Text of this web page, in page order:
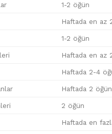
1-2 öğün
Haftada en az
1-2 öğün
Haftada en az
Haftada 2-4
Haftada 2 öğün
2 öğün
Haftada en